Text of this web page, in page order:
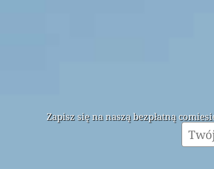
Zapisz się na naszą bezpłatną